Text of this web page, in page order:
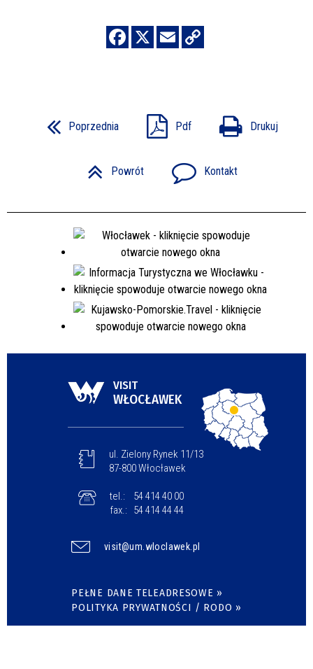
Poprzednia Pdf Drukuj
Powrót Kontakt
VISIT
WŁOCŁAWEK
ul. Zielony Rynek 11/13
87-800 Włocławek
tel.:
54 414 40 00
fax.:
54 414 44 44
visit@um.wloclawek.pl
PEŁNE DANE TELEADRESOWE »
POLITYKA PRYWATNOŚCI / RODO »